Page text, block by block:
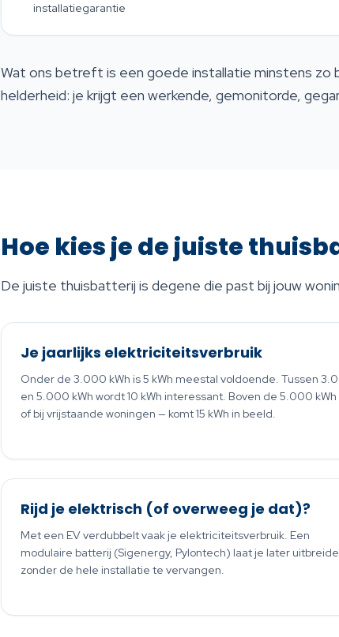
installatiegarantie
Wat ons betreft is een goede installatie minstens zo
helderheid: je krijgt een werkende, gemonitorde,
Hoe kies je de juiste
De juiste thuisbatterij is degene die past bij jouw
Je jaarlijks elektriciteitsverbruik
Onder de 3.000 kWh is 5 kWh meestal voldoende. Tussen
en 5.000 kWh wordt 10 kWh interessant. Boven de 5.000 kWh
of bij vrijstaande woningen — komt 15 kWh in beeld.
Rijd je elektrisch (of overweeg je dat)?
Met een EV verdubbelt vaak je elektriciteitsverbruik. Een
modulaire batterij (Sigenergy, Pylontech) laat je later
zonder de hele installatie te vervangen.